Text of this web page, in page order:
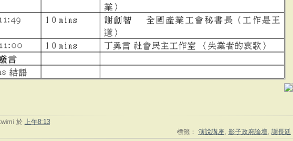
於 上午8:13
標籤： 演說講座, 影子政府論壇, 謝長廷